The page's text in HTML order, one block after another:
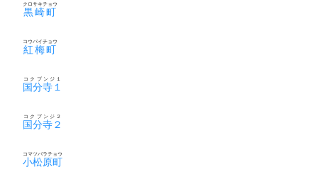
黒崎町
クロサキチョウ
紅梅町
コウバイチョウ
国分寺１
コクブンジ１
国分寺２
コクブンジ２
小松原町
コマツバラチョウ